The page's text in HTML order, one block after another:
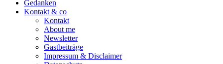
Gedanken
Kontakt & co
Kontakt
About me
Newsletter
Gastbeiträge
Impressum & Disclaimer